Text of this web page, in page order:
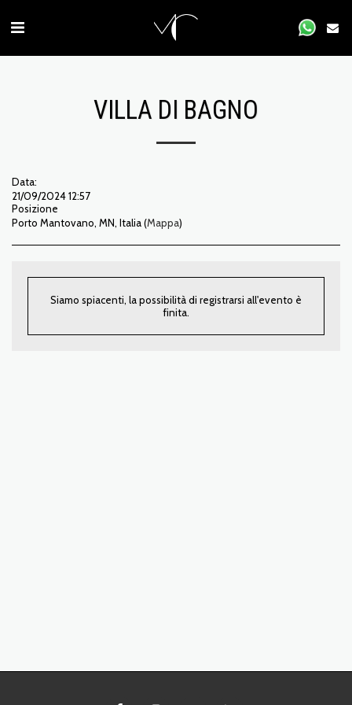
VILLA DI BAGNO
Data:
21/09/2024 12:57
Posizione
Porto Mantovano, MN, Italia (Mappa)
Siamo spiacenti, la possibilità di registrarsi all'evento è
finita.